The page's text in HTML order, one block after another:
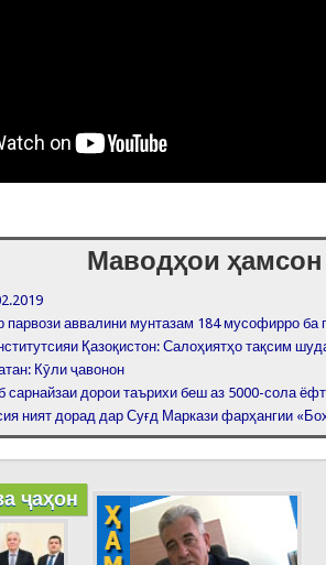
Маводҳои ҳамсон
парвози аввалини мунтазам 184 мусофирро ба
Қазоқистон: Салоҳиятҳо тақсим
Кӯли ҷавонон
сарнайзаи дорои таърихи беш аз 5000-сола
ният дорад дар Суғд Маркази фарҳангии
ҷаҳон